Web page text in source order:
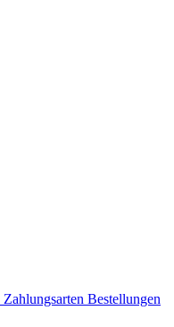
Zahlungsarten Bestellungen